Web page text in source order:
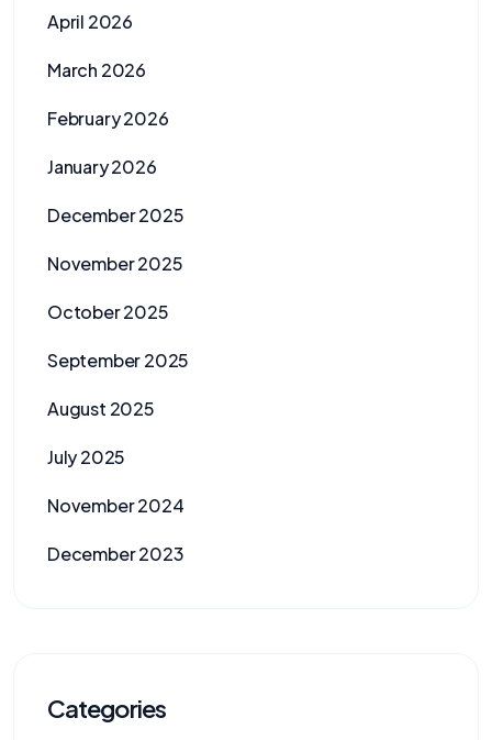
April 2026
March 2026
February 2026
January 2026
December 2025
November 2025
October 2025
September 2025
August 2025
July 2025
November 2024
December 2023
Categories